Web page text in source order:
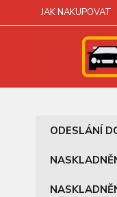
JAK NAKUPOVAT
ODESLÁNÍ